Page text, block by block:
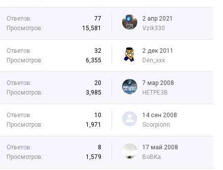
Ответов:
77
Просмотров:
15,581
2 апр 2021
Vzik330
Ответов:
32
Просмотров:
6,355
2 дек 2011
Den_xxx
Ответов:
20
Просмотров:
3,985
7 мар 2008
HETPE3B
Ответов:
10
Просмотров:
1,971
14 сен 2008
Scorpionn
Ответов:
8
Просмотров:
1,579
17 май 2008
BoBKa